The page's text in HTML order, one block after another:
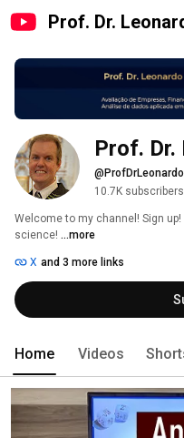
Prof. Dr.
Prof. Dr.
10.7K subscribers
Welcome to my channel! Sign
science! ...more
X and 3 more links
Home Videos